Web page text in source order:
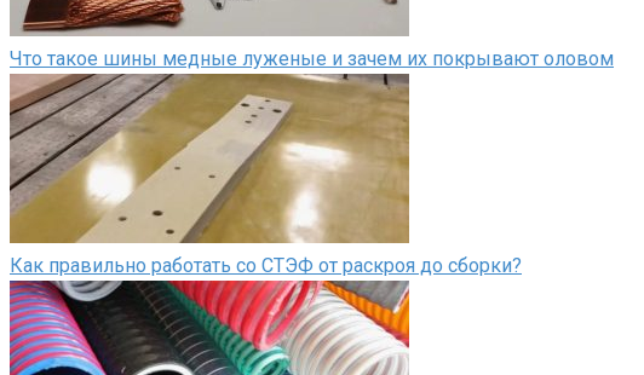
Что такое шины медные луженые и зачем их покрывают оловом
Как правильно работать со СТЭФ от раскроя до сборки?